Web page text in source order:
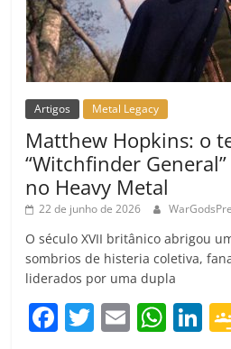
Artigos Metal Legacy
Matthew Hopkins: o
“Witchfinder
no Heavy Metal
22 de junho de 2026
O século XVII britânico abrigou
sombrios de histeria coletiva,
liderados por uma dupla
F T E W Li